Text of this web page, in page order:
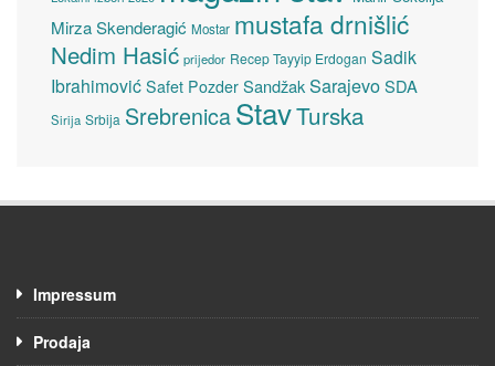
Mirza Skenderagić Mostar mustafa drnišlić
Nedim Hasić prijedor Recep Tayyip Erdogan Sadik
Ibrahimović Safet Pozder SandžakSarajevoSDA
Sirija Srbija SrebrenicaStavTurska
Impressum
Prodaja